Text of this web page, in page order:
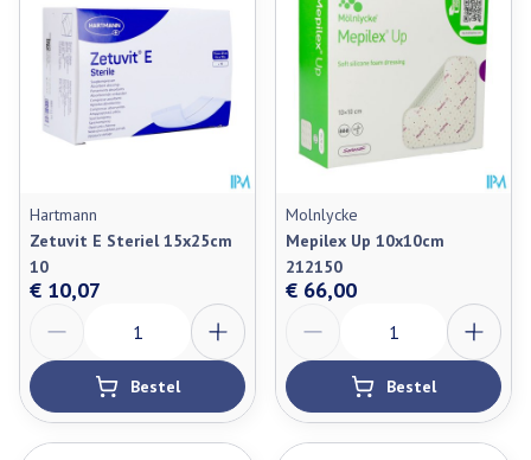
Hartmann
Zetuvit E Steriel 15x25cm
10
€ 10,07
Bestel
Molnlycke
Mepilex Up 10x10cm
212150
€ 66,00
Bestel